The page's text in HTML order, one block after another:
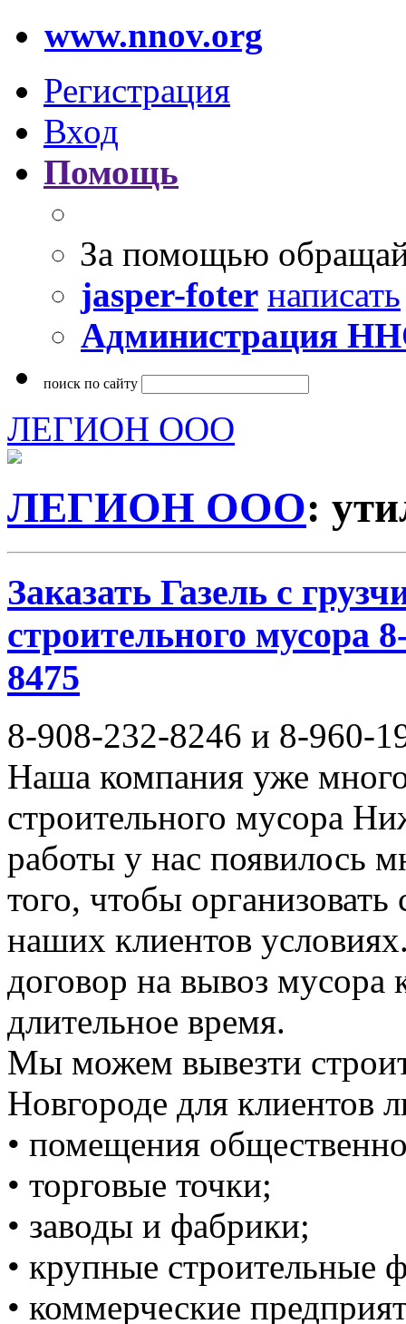
www.nnov.org
Регистрация
Вход
Помощь
За помощью
jasper-foter написать
Администрация
поиск по сайту
ЛЕГИОН ООО
ЛЕГИОН ООО:
Заказать Газель с
строительного мусора
8475
8-908-232-8246 и 8-960-
Наша компания уже много
строительного мусора
работы у нас появилось
того, чтобы
наших клиентов
договор на вывоз мусора
длительное время.
Мы можем вывезти
Новгороде для клиентов
• помещения
• торговые точки;
• заводы и фабрики;
• крупные строительные
• коммерческие